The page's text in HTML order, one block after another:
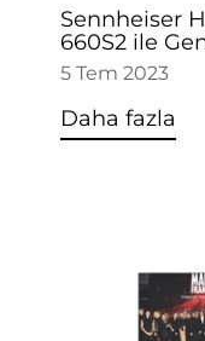
Sennheiser
660S2 ile
5 Tem 2023
Daha fazla